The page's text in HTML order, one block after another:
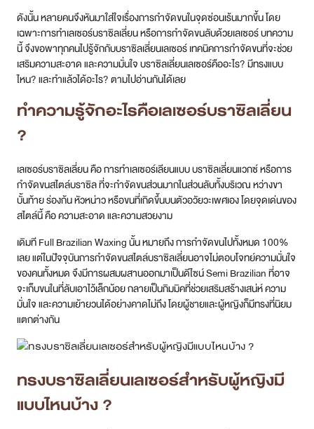
สาขา นครปฐม
ไทย
ดังนั้น หลายคนจึงหันมาใส่ใจเรื่องการกำจัดขนในจุดซ่อนเร้นมากขึ้น โดย
เฉพาะการทำเลเซอร์บราซิลเลี่ยน หรือการกำจัดขนลับด้วยเลเซอร์ บทความ
นี้ จึงขอพาทุกคนไปรู้จักกับบราซิลเลี่ยนเลเซอร์ เทคนิคการกำจัดขนที่จะช่วย
เสริมความสะอาด และความมั่นใจ บราซิลเลี่ยนเลเซอร์คืออะไร? มีทรงแบบ
ไหน? และทำแล้วได้อะไร? ตามไปอ่านกันได้เลย
ทำความรู้จักอะไรคือเลเซอร์บราซิลเลี่ยน
?
เลเซอร์บราซิลเลี่ยน คือ การทำเลเซอร์เลียนแบบ บราซิลเลี่ยนแวกซ์ หรือการ
กำจัดขนสไตล์บราซิล ที่จะกำจัดขนส่วนมากในส่วนลับทั้งบริเวณ หว่างขา
บั้นท้าย ร่องก้น หัวหน่าว หรือขนที่เกิดขึ้นบนตัวอวัยวะเพศเอง โดยจุดเด่นของ
สไตล์นี้ คือ ความสะอาด และความสวยงาม
เดิมที Full Brazilian Waxing นั้น หมายถึง การกำจัดขนไปทั้งหมด 100%
เลย แต่ในปัจจุบันการกำจัดขนสไตล์บราซิลเลี่ยนอาจไม่ตอบโจทย์ความมั่นใจ
ของคนทั้งหมด จึงมีการผสมผสานออกมาเป็นดีไซน์ Semi Brazilian ที่อาจ
จะเก็บขนในที่ลับเอาไว้เล็กน้อย กลายเป็นกิมมิคที่ช่วยเสริมสร้างเสน่ห์ ความ
มั่นใจ และความเย้ายวนได้อย่างคาดไม่ถึง โดยผู้ชายและผู้หญิงก็มีทรงที่นิยม
แตกต่างกัน
ทรงบราซิลเลี่ยนเลเซอร์สำหรับผู้หญิงมี
แบบไหนบ้าง ?